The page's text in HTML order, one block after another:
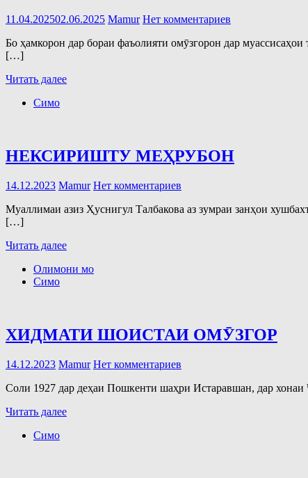
11.04.202502.06.2025 Mamur Нет комментариев
Бо ҳамкорон дар бораи фаъолияти омӯзгорон дар
[…]
Читать далее
Симо
НЕКСИРИШТУ МЕҲРУБОН
14.12.2023 Mamur Нет комментариев
Муаллимаи азиз Ҳуснигул Талбакова аз зумраи занҳои
[…]
Читать далее
Олимони мо
Симо
ХИДМАТИ ШОИСТАИ ОМӮЗГОР
14.12.2023 Mamur Нет комментариев
Соли 1927 дар деҳаи Пошкенти шаҳри Истаравшан, дар
Читать далее
Симо